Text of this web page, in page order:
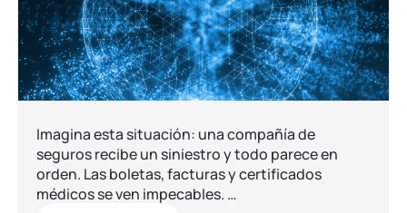
Imagina esta situación: una compañía de
seguros recibe un siniestro y todo parece en
orden. Las boletas, facturas y certificados
médicos se ven impecables. …